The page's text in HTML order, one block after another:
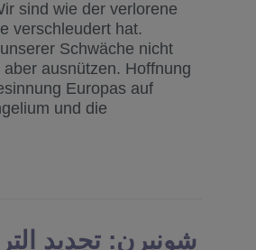
sind wie der verlorene
verschleudert hat.
Schwäche nicht
ausnützen. Hoffnung
Europas auf
und die
شونبرن: تجديد